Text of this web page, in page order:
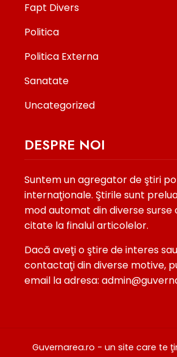
Fapt Divers
Politica
Politica Externa
Sanatate
Uncategorized
DESPRE NOI
Suntem un agregator de ştiri
internaţionale. Ştirile sunt
mod automat din diverse surse
citate la finalul articolelor.
Dacă aveţi o ştire de interes
contactaţi din diverse motive,
email la adresa:
Guvernarea.ro - un site care te